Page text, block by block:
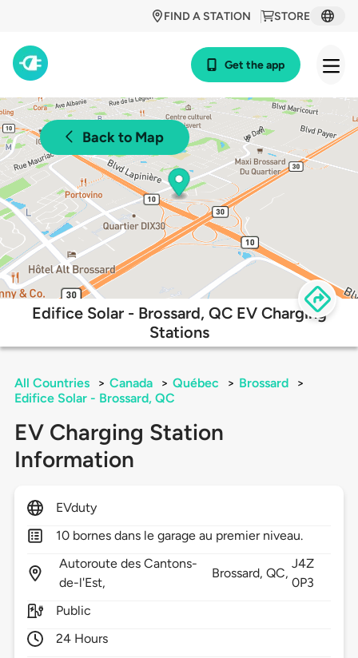
STORE
FIND A STATION
Get the app
Back to Map
Edifice Solar - Brossard, QC EV Charging
Stations
All Countries > Canada > Québec > Brossard
>
Edifice Solar - Brossard, QC
EV Charging Station
Information
EVduty
10 bornes dans le garage au premier niveau.
Autoroute des Cantons-
de-l'Est,
Brossard,QC,
J4Z
0P3
Public
24 Hours